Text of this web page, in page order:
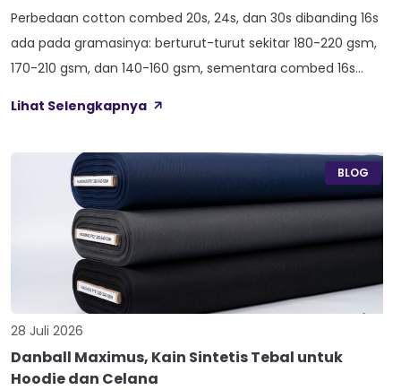
Perbedaan cotton combed 20s, 24s, dan 30s dibanding 16s
ada pada gramasinya: berturut-turut sekitar 180-220 gsm,
170-210 gsm, dan 140-160 gsm, sementara combed 16s
satu kaos terasa berat dan kokoh, sedangkan kaos lain
konveksi baru tertukar […]
Lihat Selengkapnya
BLOG
28 Juli 2026
Danball Maximus, Kain Sintetis Tebal untuk
Hoodie dan Celana